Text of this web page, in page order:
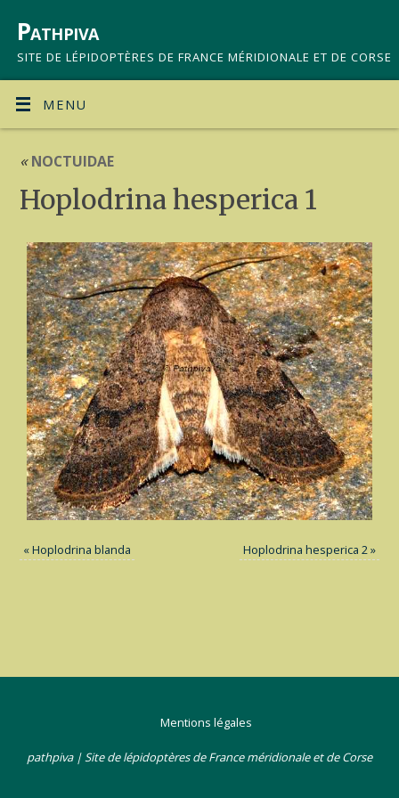
Pathpiva
SITE DE LÉPIDOPTÈRES DE FRANCE MÉRIDIONALE ET DE CORSE
MENU
«NOCTUIDAE
Hoplodrina hesperica 1
«Hoplodrina blanda Hoplodrina hesperica 2 »
Mentions légales
pathpiva | Site de lépidoptères de France méridionale et de Corse